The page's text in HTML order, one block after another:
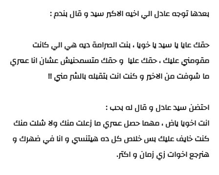
بعدها توجه عادل الي اخيه الاكبر سيد و قال بندم :
حقك عايا يا سيد يا خويا ، بنت الصرامة ديه هي الي كانت
مقومني عليك ، حقك عليا و حقك متسمحنيش عشان انا عمري
ما شوفت من الاخير و كنت انت بتقبله بالشر مني !!
احتضن سيد عادل و قال له بحب :
انت اخويا ياض ، مهما حصل عمري ما زعلت منك ولا شلت منك
كنت خايف عليك بس خلاص كل ده هيتنسي و انا في ضهرك و
هنرجع اخوات زي زمان و اكتر.